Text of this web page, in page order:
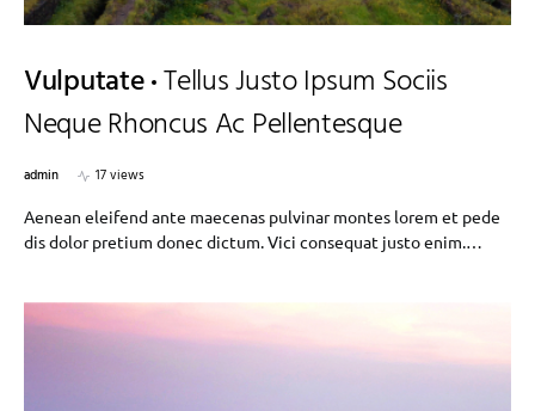
Vulputate Tellus Justo Ipsum Sociis
Neque Rhoncus Ac Pellentesque
admin
17 views
Aenean eleifend ante maecenas pulvinar montes lorem et pede
dis dolor pretium donec dictum. Vici consequat justo enim.…